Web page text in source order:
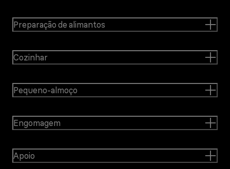
Preparação de alimantos
Cozinhar
Pequeno-almoço
Engomagem
Apoio